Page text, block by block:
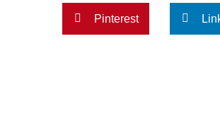
Pinterest